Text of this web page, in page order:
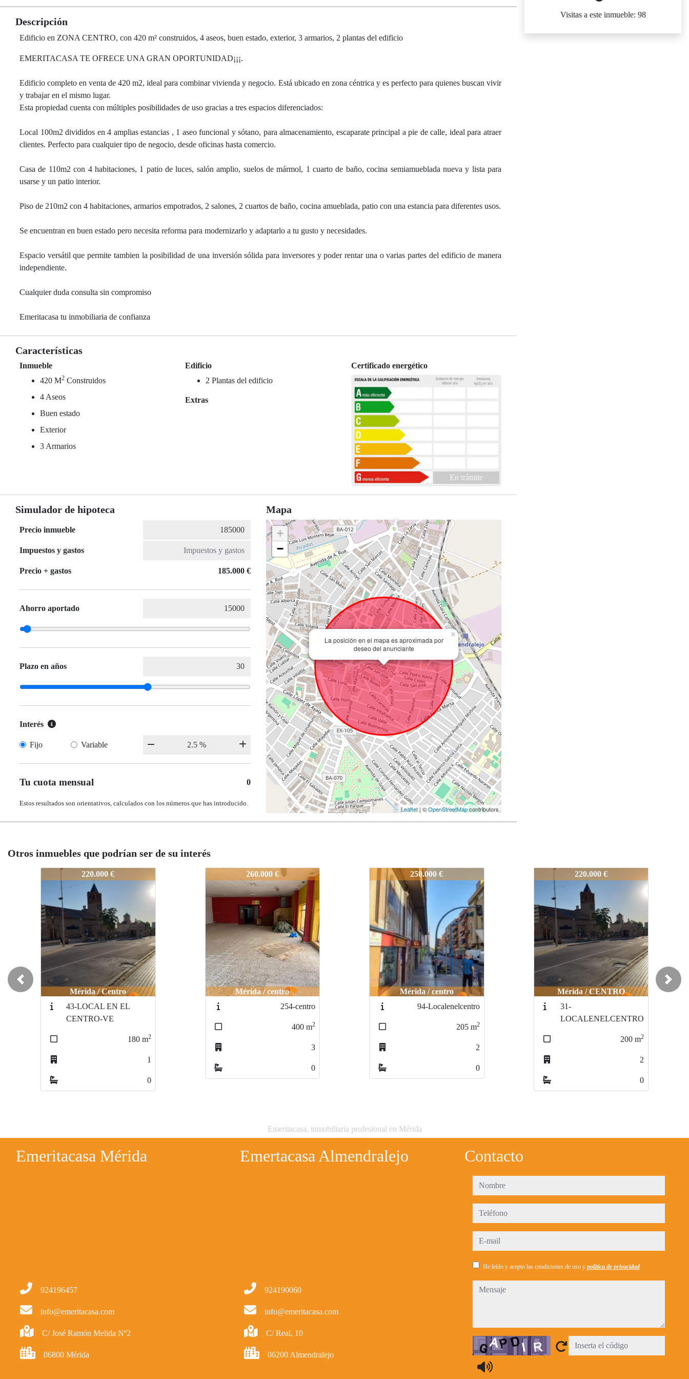
Descripción
Edificio en ZONA CENTRO, con 420 m² construidos, 4 aseos, buen estado, exterior, 3 armarios, 2 plantas del edificio
EMERITACASA TE OFRECE UNA GRAN OPORTUNIDAD¡¡¡.
Edificio completo en venta de 420 m2, ideal para combinar vivienda y negocio. Está ubicado en zona céntrica y es perfecto para quienes buscan vivir
y trabajar en el mismo lugar.
Esta propiedad cuenta con múltiples posibilidades de uso gracias a tres espacios diferenciados:
Local 100m2 divididos en 4 amplias estancias , 1 aseo funcional y sótano, para almacenamiento, escaparate principal a pie de calle, ideal para atraer
clientes. Perfecto para cualquier tipo de negocio, desde oficinas hasta comercio.
Casa de 110m2 con 4 habitaciones, 1 patio de luces, salón amplio, suelos de mármol, 1 cuarto de baño, cocina semiamueblada nueva y lista para
usarse y un patio interior.
Piso de 210m2 con 4 habitaciones, armarios empotrados, 2 salones, 2 cuartos de baño, cocina amueblada, patio con una estancia para diferentes usos.
Se encuentran en buen estado pero necesita reforma para modernizarlo y adaptarlo a tu gusto y necesidades.
Espacio versátil que permite tambien la posibilidad de una inversión sólida para inversores y poder rentar una o varias partes del edificio de manera
independiente.
Cualquier duda consulta sin compromiso
Emeritacasa tu inmobiliaria de confianza
Características
Inmueble
420 M2 Construidos
4 Aseos
Buen estado
Exterior
3 Armarios
Edificio
2 Plantas del edificio
Extras
Certificado energético
En trámite
Simulador de hipoteca
Precio inmueble
Impuestos y gastos
Precio + gastos 185.000 €
Ahorro aportado
Plazo en años
Interés
Fijo Variable
Tu cuota mensual 0
Estos resultados son orientativos, calculados con los números que has introducido.
Mapa
La posición en el mapa es aproximada por
deseo del anunciante
×
+
−
Leaflet | ©OpenStreetMapcontributors
Visitas a este inmueble: 98
Otros inmuebles que podrían ser de su interés
1442_Oportunidad-edifico-compl
260.000 €
Mérida / centro
254-centro
1442_Oportunidad-edifico-compl
250.000 €
Mérida / centro
94-Localenelcentro
205 m2
2
0
1442_Oportunidad-edifico-compl
220.000 €
Mérida / CENTRO
0
1442_Oportunidad-edifico-compl
170.000 €
Mérida / centro
Previous Next
Emeritacasa, inmobiliaria profesional en Mérida
Emeritacasa Mérida
924196457
info@emeritacasa.com
C/ José Ramón Melida Nº2
06800 Mérida
Emertacasa Almendralejo
924190060
info@emeritacasa.com
C/ Real, 10
06200 Almendralejo
Contacto
nombre
teléfono
e-mail
He leído y acepto las condiciones de uso y política de privacidad
mensaje
Captcha